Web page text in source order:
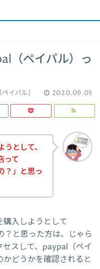
（ペイパル）っ
イパル） 2020.09.05
として、
って
？」と思っ
入しようとして
と思った方は、じゃら
スして、paypal（ペイ
どうかを確認されると